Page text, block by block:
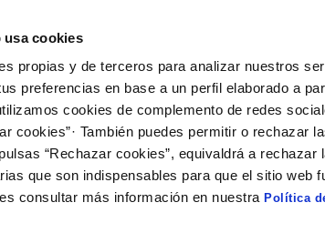
usa cookies
propias y de terceros para analizar nuestros
preferencias en base a un perfil elaborado a
cookies de complemento de redes
cookies”· También puedes permitir o rechazar
“Rechazar cookies”, equivaldrá a
que son indispensables para que el sitio web
consultar más información en nuestraPolítica
Innovación